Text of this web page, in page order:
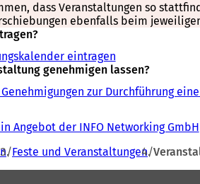
dass Veranstaltungen so
ebenfalls beim
eintragen
genehmigen lassen?
zur Durchführung
Angebot der INFO Networking GmbH
Feste und Veranstaltungen